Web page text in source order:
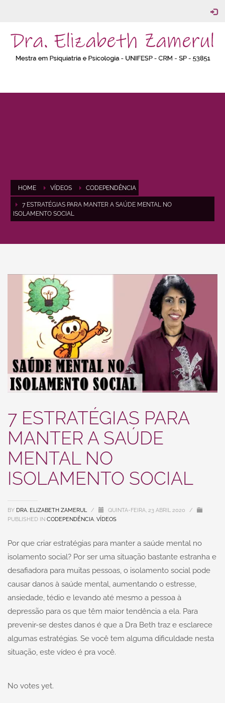
HOME VÍDEOS CODEPENDÊNCIA
7 ESTRATÉGIAS PARA MANTER A SAÚDE MENTAL NO
ISOLAMENTO SOCIAL
7 ESTRATÉGIAS PARA
MANTER A SAÚDE
MENTAL NO
ISOLAMENTO SOCIAL
BY DRA. ELIZABETH ZAMERUL / QUINTA-FEIRA, 23 ABRIL 2020
/
PUBLISHED IN CODEPENDÊNCIA, VÍDEOS
Por que criar estratégias para manter a saúde mental no
isolamento social? Por ser uma situação bastante estranha e
desafiadora para muitas pessoas, o isolamento social pode
causar danos à saúde mental, aumentando o estresse,
ansiedade, tédio e levando até mesmo a pessoa à
depressão para os que têm maior tendência a ela. Para
prevenir-se destes danos é que a Dra Beth traz e esclarece
algumas estratégias. Se você tem alguma dificuldade nesta
situação, este vídeo é pra você.
No votes yet.